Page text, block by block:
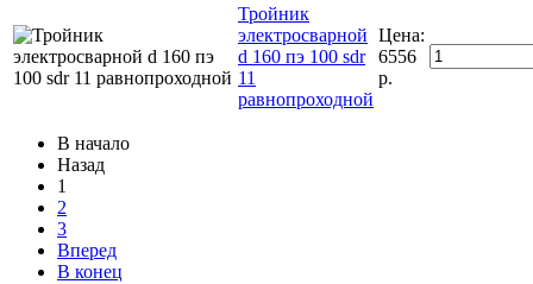
Тройник
электросварной
d 160 пэ 100 sdr
11
равнопроходной
Цена:
6556
р.
В начало
Назад
1
2
3
Вперед
В конец